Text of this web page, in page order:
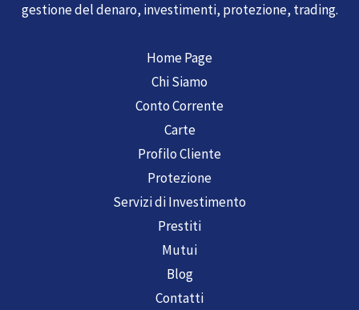
gestione del denaro, investimenti, protezione, trading.
Home Page
Chi Siamo
Conto Corrente
Carte
Profilo Cliente
Protezione
Servizi di Investimento
Prestiti
Mutui
Blog
Contatti